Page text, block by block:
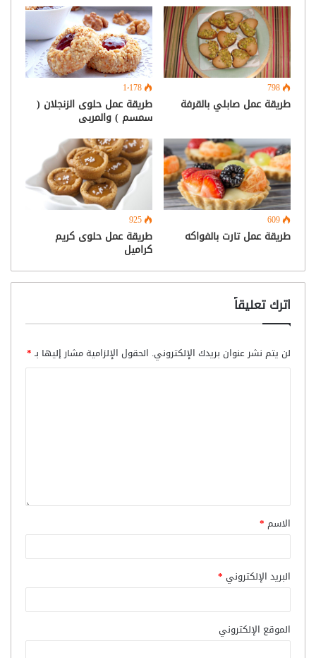
798
طريقة عمل صابلي بالقرفة
1٬178
طريقة عمل حلوى الزنجلان (
سمسم ) والمربى
609
طريقة عمل تارت بالفواكه
925
طريقة عمل حلوى كريم
كراميل
اترك تعليقاً
لن يتم نشر عنوان بريدك الإلكتروني. الحقول الإلزامية مشار إليها بـ*
الاسم *
البريد الإلكتروني *
الموقع الإلكتروني